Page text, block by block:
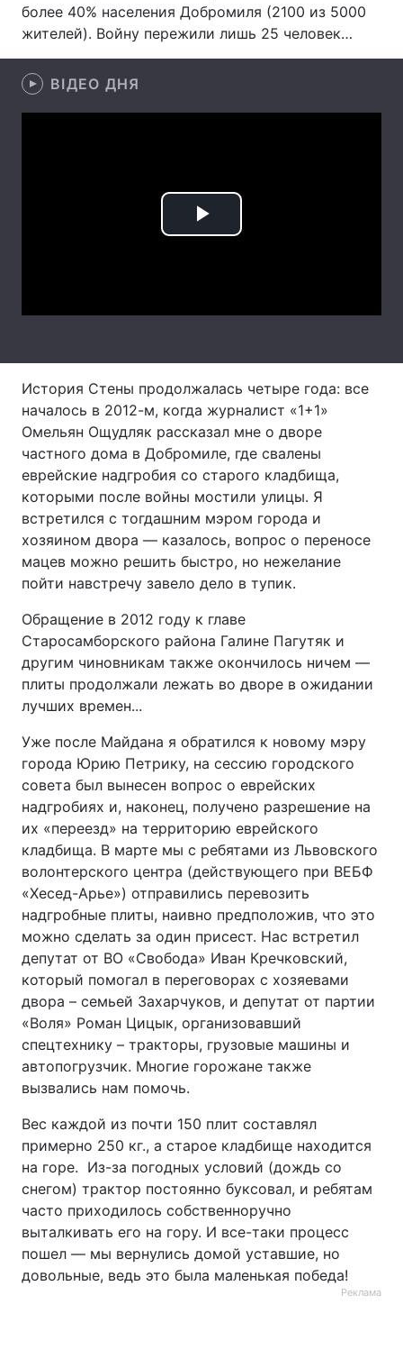
Зброя Інциденти
Здоров'я Туризм
Цікавинки
Статті
Послуги
Тема оформлення
более 40% населения Добромиля (2100 из 5000
жителей). Войну пережили лишь 25 человек…
ВІДЕО ДНЯ
Play
История Стены продолжалась четыре года: все
началось в 2012-м, когда журналист «1+1»
Омельян Ощудляк рассказал мне о дворе
частного дома в Добромиле, где свалены
еврейские надгробия со старого кладбища,
которыми после войны мостили улицы. Я
встретился с тогдашним мэром города и
хозяином двора — казалось, вопрос о переносе
мацев можно решить быстро, но нежелание
пойти навстречу завело дело в тупик.
Обращение в 2012 году к главе
Старосамборского района Галине Пагутяк и
другим чиновникам также окончилось ничем —
плиты продолжали лежать во дворе в ожидании
лучших времен...
Уже после Майдана я обратился к новому мэру
города Юрию Петрику, на сессию городского
совета был вынесен вопрос о еврейских
надгробиях и, наконец, получено разрешение на
их «переезд» на территорию еврейского
кладбища. В марте мы с ребятами из Львовского
волонтерского центра (действующего при ВЕБФ
«Хесед-Арье») отправились перевозить
надгробные плиты, наивно предположив, что это
можно сделать за один присест. Нас встретил
депутат от ВО «Свобода» Иван Кречковский,
который помогал в переговорах с хозяевами
двора – семьей Захарчуков, и депутат от партии
«Воля» Роман Цицык, организовавший
спецтехнику – тракторы, грузовые машины и
автопогрузчик. Многие горожане также
вызвались нам помочь.
Вес каждой из почти 150 плит составлял
примерно 250 кг., а старое кладбище находится
на горе. Из-за погодных условий (дождь со
снегом) трактор постоянно буксовал, и ребятам
часто приходилось собственноручно
выталкивать его на гору. И все-таки процесс
пошел — мы вернулись домой уставшие, но
довольные, ведь это была маленькая победа!
Реклама